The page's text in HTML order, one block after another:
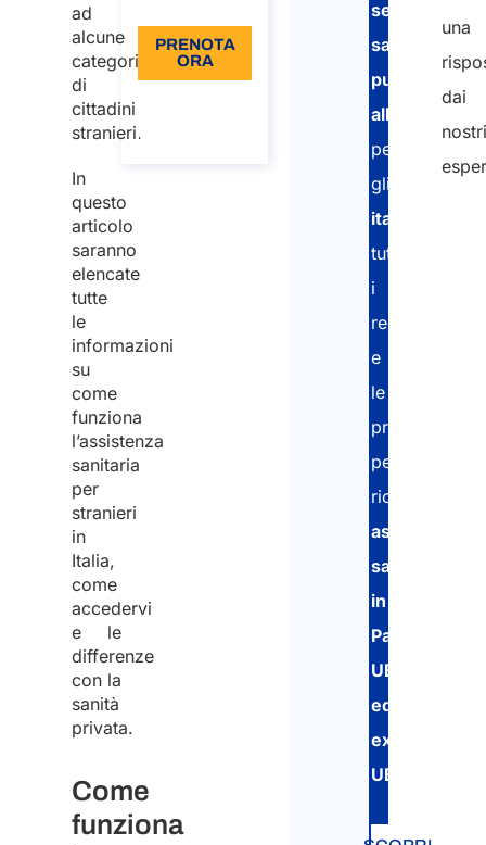
ad
alcune
categorie
di
cittadini
stranieri.
In
questo
articolo
saranno
elencate
tutte
le
informazioni
su
come
funziona
l’assistenza
sanitaria
per
stranieri
in
Italia,
come
accedervi
e le
differenze
con la
sanità
privata.
Come
funziona
PRENOTA
ORA
servizio
sanitario
pubblico
all’estero
per
gli
italiani
tutti
i
requisiti
e
le
procedure
per
ricevere
assistenza
sanitaria
in
Paesi
UE
ed
extra-
UE.
una
dai
nostri